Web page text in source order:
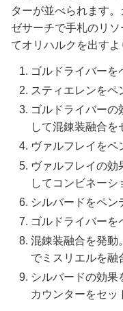
ターが並べられます
ゼサーチで手札のリ
てオリハルクを出すよ
ゴルドライバーを
スティエレンをペ
ゴルドライバーの
して混錬装融合を
ヴァルフレイをペ
ヴァルフレイの効
してコンビネーシ
シルバードをペン
ゴルドライバーを
混錬装融合を発動
でミスリエルを融
シルバードの効果
カウンターをセッ